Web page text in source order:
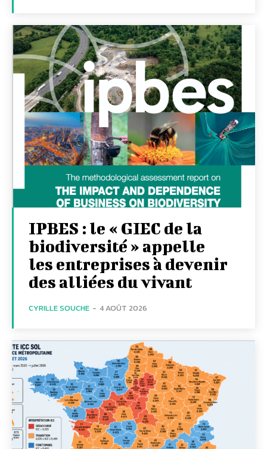
IPBES : le « GIEC de la
biodiversité » appelle
les entreprises à devenir
des alliées du vivant
CYRILLE SOUCHE - 4 AOÛT 2026